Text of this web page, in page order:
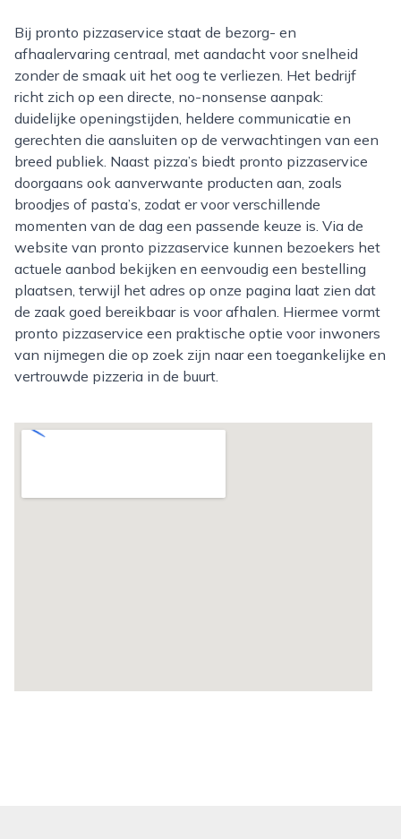
Bij pronto pizzaservice staat de bezorg- en
afhaalervaring centraal, met aandacht voor snelheid
zonder de smaak uit het oog te verliezen. Het bedrijf
richt zich op een directe, no-nonsense aanpak:
duidelijke openingstijden, heldere communicatie en
gerechten die aansluiten op de verwachtingen van een
breed publiek. Naast pizza’s biedt pronto pizzaservice
doorgaans ook aanverwante producten aan, zoals
broodjes of pasta’s, zodat er voor verschillende
momenten van de dag een passende keuze is. Via de
website van pronto pizzaservice kunnen bezoekers het
actuele aanbod bekijken en eenvoudig een bestelling
plaatsen, terwijl het adres op onze pagina laat zien dat
de zaak goed bereikbaar is voor afhalen. Hiermee vormt
pronto pizzaservice een praktische optie voor inwoners
van nijmegen die op zoek zijn naar een toegankelijke en
vertrouwde pizzeria in de buurt.